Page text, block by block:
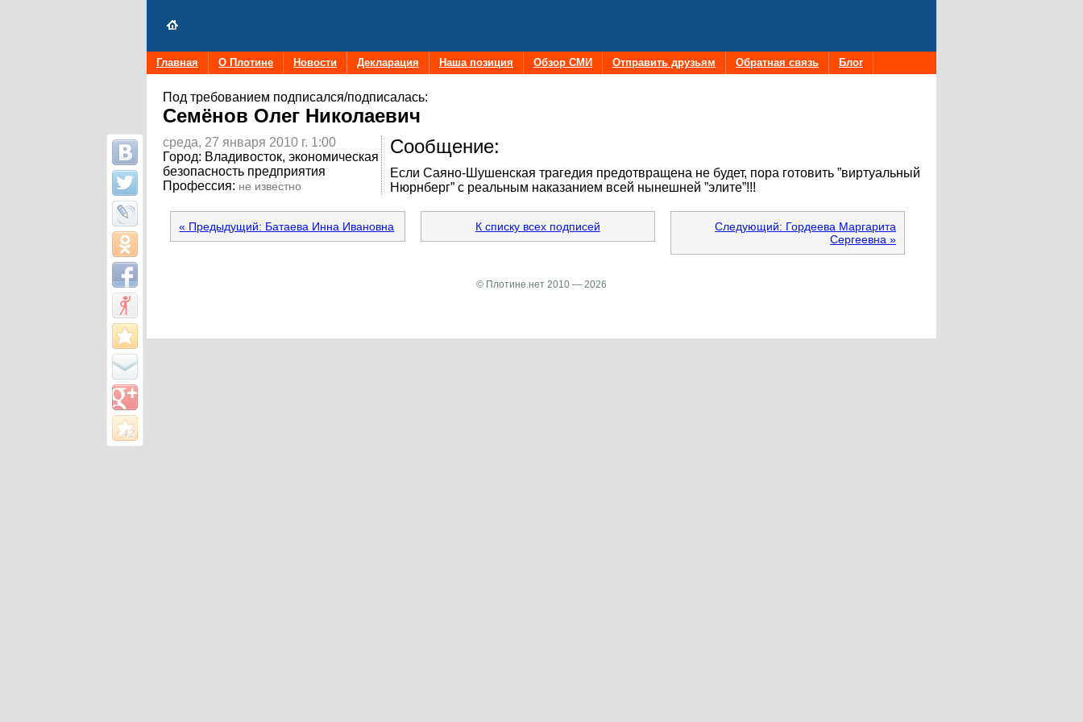
Главная О Плотине Новости Декларация Наша позиция Обзор СМИ Отправить друзьям Обратная связь Блог
Под требованием подписался/подписалась:
Семёнов Олег Николаевич
Сообщение:
Если Саяно-Шушенская трагедия предотвращена не будет, пора готовить ”виртуальный
Нюрнберг” с реальным наказанием всей нынешней ”элите”!!!
среда, 27 января 2010 г. 1:00
Город: Владивосток, экономическая
безопасность предприятия
Профессия: не известно
« Предыдущий: Батаева Инна Ивановна К списку всех подписей
Следующий: Гордеева Маргарита
Сергеевна »
© Плотине.нет 2010 — 2026